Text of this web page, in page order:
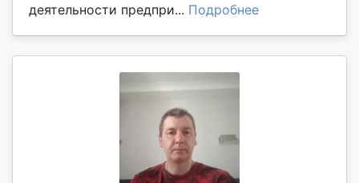
деятельности предпри... Подробнее